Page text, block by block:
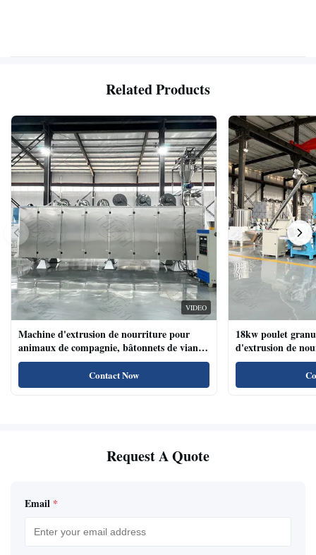
Related Products
VIDEO
Machine d'extrusion de nourriture pour
animaux de compagnie, bâtonnets de viande
de chien, machine d'extrusion de nourriture
pour animaux de compagnie avec système de
plateau automatique
Contact Now
18kw poulet
d'extrusion de
compagnie haute
naturels de
Request A Quote
Email *